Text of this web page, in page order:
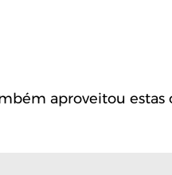
aproveitou estas